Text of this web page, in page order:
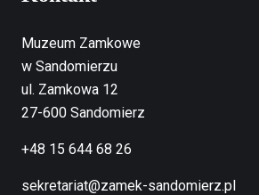
Muzeum Zamkowe
w Sandomierzu
ul. Zamkowa 12
27-600 Sandomierz
+48 15 644 68 26
sekretariat@zamek-sandomierz.pl